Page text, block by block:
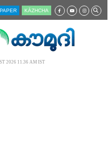
KĀZHCHA
2026 11.36 AM IST